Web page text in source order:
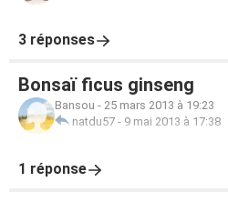
3 réponses
Bonsaï ficus ginseng
Bansou - 25 mars 2013 à 19:23
natdu57 - 9 mai 2013 à 17:38
1 réponse